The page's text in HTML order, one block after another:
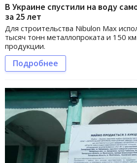
В Украине спустили на воду
за 25 лет
Для строительства Nibulon Max
тысяч тонн металлопроката и 150
продукции.
Подробнее